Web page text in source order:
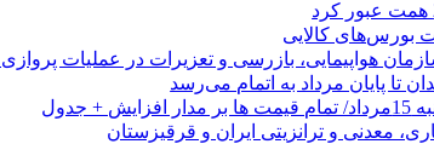
هواپیمایی، بازرسی و تعزیرات در عملیات پروازی
تا پایان مرداد به اتمام می‌رسد
معدنی و ترانزیتی ایران و قرقیزستان